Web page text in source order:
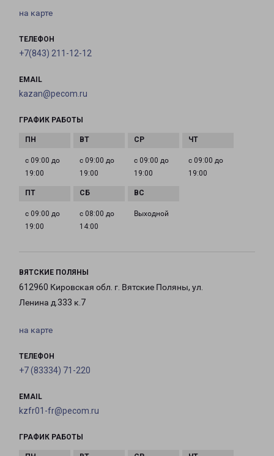
на карте
ТЕЛЕФОН
+7(843) 211-12-12
EMAIL
kazan@pecom.ru
ГРАФИК РАБОТЫ
с 09:00 до
19:00
с 09:00 до
19:00
с 09:00 до
19:00
с 09:00 до
19:00
с 09:00 до
19:00
с 08:00 до
14:00
Выходной
ВЯТСКИЕ ПОЛЯНЫ
612960 Кировская обл. г. Вятские Поляны, ул.
Ленина д.333 к.7
на карте
ТЕЛЕФОН
+7 (83334) 71-220
EMAIL
kzfr01-fr@pecom.ru
ГРАФИК РАБОТЫ